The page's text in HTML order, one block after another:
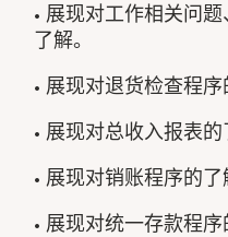
• 展现对工作相关问
了解。
• 展现对退货检查程序
• 展现对总收入报表的
• 展现对销账程序的了
• 展现对统一存款程序